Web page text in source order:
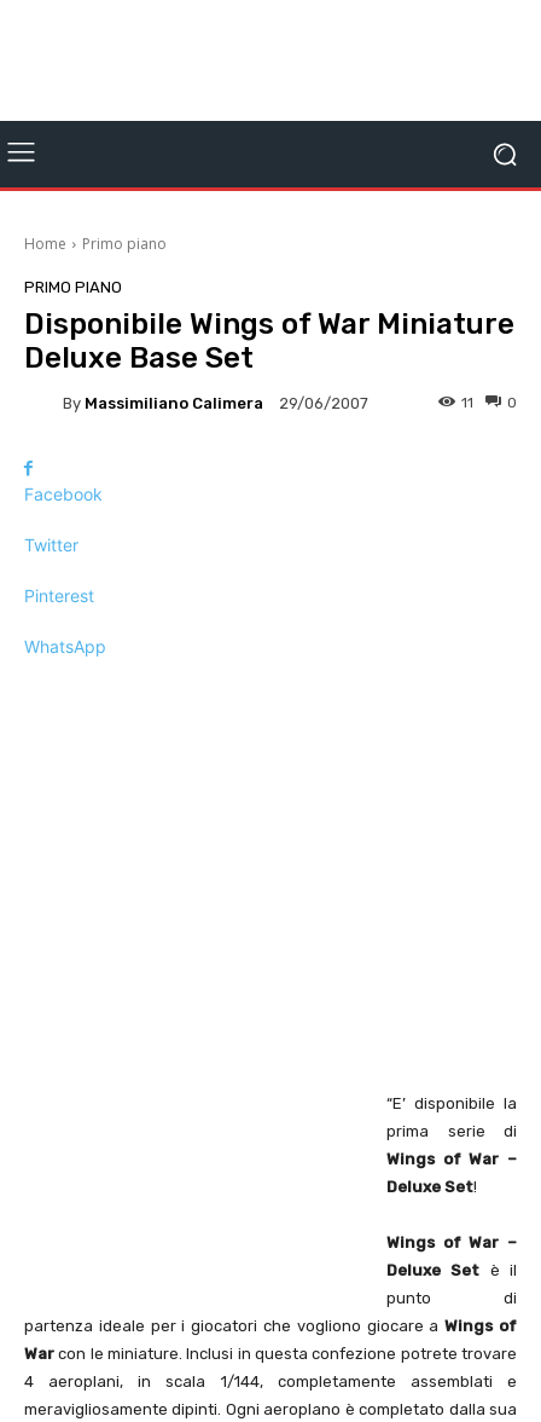
Home Primo piano
PRIMO PIANO
Disponibile Wings of War Miniature
Deluxe Base Set
By Massimiliano Calimera 29/06/2007 0
11
Facebook
Twitter
Pinterest
WhatsApp
“E’ disponibile la
prima serie di
Wingsof War –
Deluxe Set!
Wingsof War –
Deluxe Set è il
punto di
partenza ideale per i giocatori che vogliono giocare aWingsof
War con le miniature. Inclusi in questa confezione potrete trovare
4 aeroplani, in scala 1/144, completamente assemblati e
meravigliosamente dipinti. Ogni aeroplano è completato dalla sua